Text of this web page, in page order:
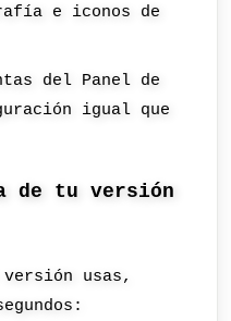
e iconos de
del Panel de
igual que
de tu versión
usas,